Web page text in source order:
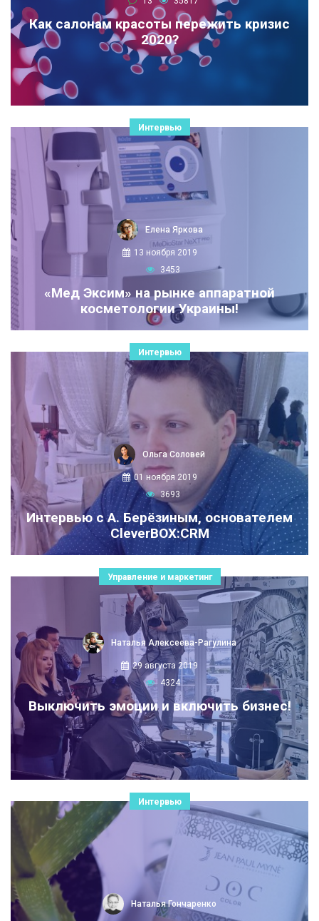
Как салонам красоты пережить кризис
2020?
Интервью
Елена Яркова
13 ноября 2019
3453
«Мед Эксим» на рынке аппаратной
косметологии Украины!
Интервью
Ольга Соловей
01 ноября 2019
3693
Интервью с А. Берёзиным, основателем
CleverBOX:CRM
Управление и маркетинг
Наталья Алексеева-Рагулина
29 августа 2019
4324
Выключить эмоции и включить бизнес!
Интервью
Наталья Гончаренко